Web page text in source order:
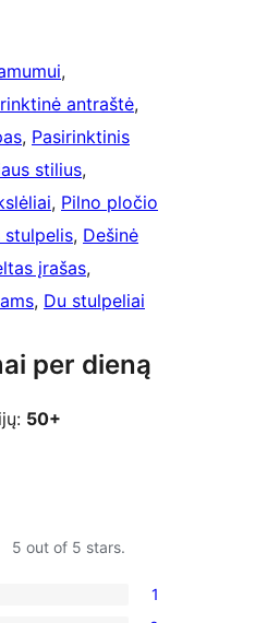
antraštė
, Pasirinktinis
stilius
, Pilno pločio
stulpelis, Dešinė
įrašas
, Du stulpeliai
per dieną
50+
5 out of 5 stars.
1